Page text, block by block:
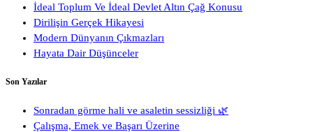
İdeal Toplum Ve İdeal Devlet Altın Çağ Konusu
Dirilişin Gerçek Hikayesi
Modern Dünyanın Çıkmazları
Hayata Dair Düşünceler
Son Yazılar
Sonradan görme hali ve asaletin sessizliği 🌿
Çalışma, Emek ve Başarı Üzerine